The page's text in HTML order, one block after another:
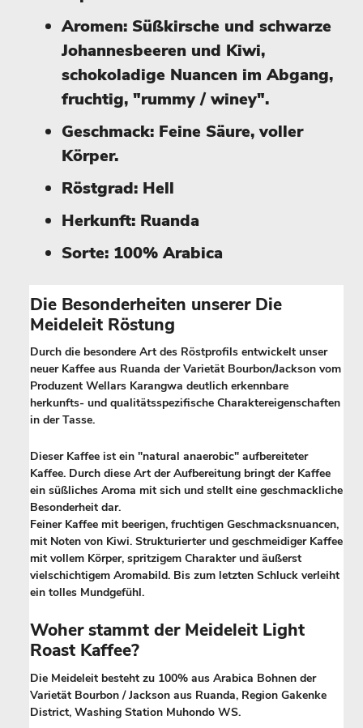
Aromen: Süßkirsche und schwarze
Johannesbeeren und Kiwi,
schokoladige Nuancen im Abgang,
fruchtig, "rummy / winey".
Geschmack: Feine Säure, voller
Körper.
Röstgrad: Hell
Herkunft: Ruanda
Sorte: 100% Arabica
Die Besonderheiten unserer Die
Meideleit Röstung
Durch die besondere Art des Röstprofils entwickelt unser
neuer Kaffee aus Ruanda der Varietät Bourbon/Jackson vom
Produzent Wellars Karangwa deutlich erkennbare
herkunfts- und qualitätsspezifische Charaktereigenschaften
in der Tasse.
Dieser Kaffee ist ein "natural anaerobic" aufbereiteter
Kaffee. Durch diese Art der Aufbereitung bringt der Kaffee
ein süßliches Aroma mit sich und stellt eine geschmackliche
Besonderheit dar.
Feiner Kaffee mit beerigen, fruchtigen Geschmacksnuancen,
mit Noten von Kiwi. Strukturierter und geschmeidiger Kaffee
mit vollem Körper, spritzigem Charakter und äußerst
vielschichtigem Aromabild. Bis zum letzten Schluck verleiht
ein tolles Mundgefühl.
Woher stammt der Meideleit Light
Roast Kaffee?
Die Meideleit besteht zu 100% aus Arabica Bohnen der
Varietät Bourbon / Jackson aus Ruanda, Region Gakenke
District, Washing Station Muhondo WS.